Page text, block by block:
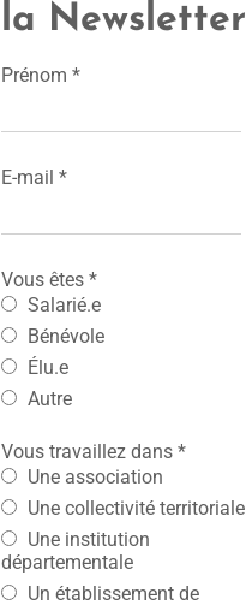
la Newsletter
Prénom *
E-mail *
Vous êtes *
Salarié.e
Bénévole
Élu.e
Autre
Vous travaillez dans *
Une association
Une collectivité territoriale
Une institution
départementale
Un établissement de